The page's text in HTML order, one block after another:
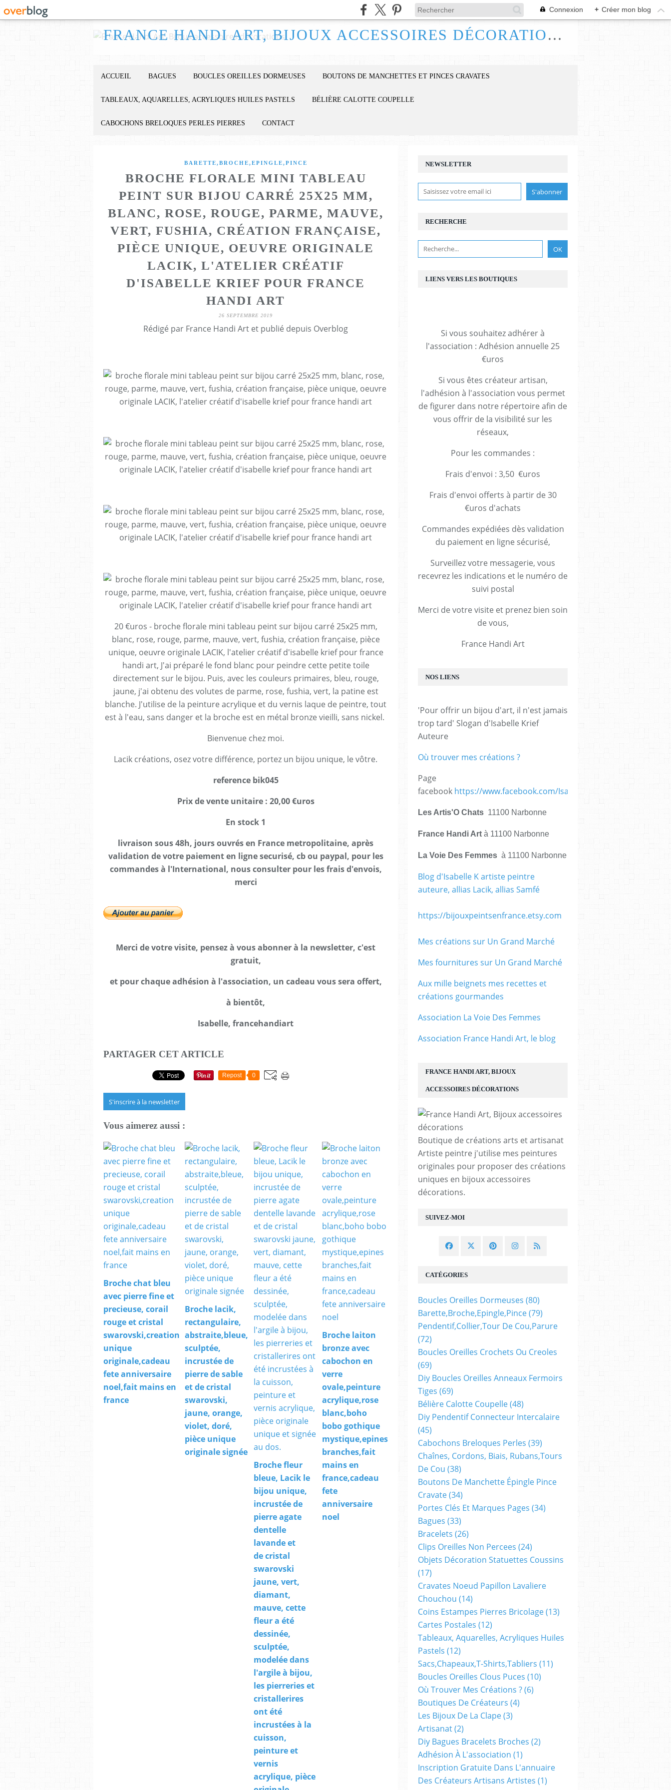
Connexion + Créer mon blog
FRANCE HANDI ART, BIJOUX ACCESSOIRES DÉCORATIONS
ACCUEIL BAGUES BOUCLES OREILLES DORMEUSES BOUTONS DE MANCHETTES ET PINCES CRAVATES
TABLEAUX, AQUARELLES, ACRYLIQUES HUILES PASTELS BÉLIÈRE CALOTTE COUPELLE
CABOCHONS BRELOQUES PERLES PIERRES CONTACT
BARETTE,BROCHE,EPINGLE,PINCE
BROCHE FLORALE MINI TABLEAU
PEINT SUR BIJOU CARRÉ 25X25 MM,
BLANC, ROSE, ROUGE, PARME, MAUVE,
VERT, FUSHIA, CRÉATION FRANÇAISE,
PIÈCE UNIQUE, OEUVRE ORIGINALE
LACIK, L'ATELIER CRÉATIF
D'ISABELLE KRIEF POUR FRANCE
HANDI ART
26 SEPTEMBRE 2019
Rédigé par France Handi Art et publié depuis Overblog
20 €uros - broche florale mini tableau peint sur bijou carré 25x25 mm,
blanc, rose, rouge, parme, mauve, vert, fushia, création française, pièce
unique, oeuvre originale LACIK, l'atelier créatif d'isabelle krief pour france
handi art, J'ai préparé le fond blanc pour peindre cette petite toile
directement sur le bijou. Puis, avec les couleurs primaires, bleu, rouge,
jaune, j'ai obtenu des volutes de parme, rose, fushia, vert, la patine est
blanche. J'utilise de la peinture acrylique et du vernis laque de peintre, tout
est à l'eau, sans danger et la broche est en métal bronze vieilli, sans nickel.
Bienvenue chez moi.
Lacik créations, osez votre différence, portez un bijou unique, le vôtre.
reference bik045
Prix de vente unitaire : 20,00 €uros
En stock 1
livraison sous 48h, jours ouvrés en France metropolitaine, après
validation de votre paiement en ligne securisé, cb ou paypal, pour les
commandes à l'International, nous consulter pour les frais d'envois,
merci
Merci de votre visite, pensez à vous abonner à la newsletter, c'est
gratuit,
et pour chaque adhésion à l'association, un cadeau vous sera offert,
à bientôt,
Isabelle, francehandiart
PARTAGER CET ARTICLE
Repost 0
S'inscrire à la newsletter
Vous aimerez aussi :
Broche chat bleu
avec pierre fine et
precieuse, corail
rouge et cristal
swarovski,creation
unique
originale,cadeau
fete anniversaire
noel,fait mains en
france
Broche lacik,
rectangulaire,
abstraite,bleue,
sculptée,
incrustée de
pierre de sable
et de cristal
swarovski,
jaune, orange,
violet, doré,
pièce unique
originale signée
Broche fleur
bleue, Lacik le
bijou unique,
incrustée de
pierre agate
dentelle
lavande et
de cristal
swarovski
jaune, vert,
diamant,
mauve, cette
fleur a été
dessinée,
sculptée,
modelée dans
l'argile à bijou,
les pierreries et
cristallerires
ont été
incrustées à la
cuisson,
peinture et
vernis
acrylique, pièce
Broche laiton
bronze avec
cabochon en
verre
ovale,peinture
acrylique,rose
blanc,boho
bobo gothique
mystique,epines
branches,fait
mains en
france,cadeau
fete
anniversaire
noel
NEWSLETTER
SUIVEZ-MOI
RECHERCHE
FRANCE HANDI ART, BIJOUX
ACCESSOIRES DÉCORATIONS
Boutique de créations arts et artisanat
Artiste peintre j'utilise mes peintures
originales pour proposer des créations
uniques en bijoux accessoires
décorations.
CATÉGORIES
Boucles Oreilles Dormeuses (80)
Barette,broche,epingle,pince(79)
Pendentif,collier,tour De Cou,parure
(72)
Boucles Oreilles Crochets Ou Creoles
(69)
Diy Boucles Oreilles Anneaux Fermoirs
Tiges (69)
Bélière Calotte Coupelle(48)
Diy Pendentif Connecteur Intercalaire
(45)
Cabochons Breloques Perles (39)
Chaînes, Cordons, Biais, Rubans,tours
De Cou (38)
Boutons De Manchette Épingle Pince
Cravate(34)
Portes Clés Et Marques Pages (34)
Bagues (33)
Bracelets (26)
Clips Oreilles Non Percees (24)
Objets Décoration Statuettes Coussins
(17)
Cravates Noeud Papillon Lavaliere
Chouchou (14)
Coins Estampes Pierres Bricolage(13)
Cartes Postales (12)
Tableaux, Aquarelles, Acryliques Huiles
Pastels (12)
Sacs,chapeaux,t-Shirts,tabliers (11)
Boucles Oreilles Clous Puces (10)
Où Trouver Mes Créations ?(6)
Boutiques De Créateurs (4)
Les Bijoux De La Clape(3)
Artisanat(2)
Diy Bagues Bracelets Broches (2)
Adhésion À L'association (1)
Inscription Gratuite Dans L'annuaire
Des Créateurs Artisans Artistes (1)
LIENS VERS LES BOUTIQUES
Si vous souhaitez adhérer à
l'association : Adhésion annuelle 25
€uros
Si vous êtes créateur artisan,
l'adhésion à l'association vous permet
de figurer dans notre répertoire afin de
vous offrir de la visibilité sur les
réseaux,
Pour les commandes :
Frais d'envoi : 3,50 €uros
Frais d'envoi offerts à partir de 30
€uros d'achats
Commandes expédiées dès validation
du paiement en ligne sécurisé,
Surveillez votre messagerie, vous
recevrez les indications et le numéro de
suivi postal
Merci de votre visite et prenez bien soin
de vous,
France Handi Art
NOS LIENS
'Pour offrir un bijou d'art, il n'est jamais
trop tard' Slogan d'Isabelle Krief
Auteure
Où trouver mes créations ?
Page
facebook https://www.facebook.com/IsabelleKrief.ArtistePeintre/
Les Artis'O Chats 11100 Narbonne
France Handi Art à 11100 Narbonne
La Voie Des Femmes à 11100 Narbonne
Blog d'Isabelle K artiste peintre
auteure, allias Lacik, allias Samfé
https://bijouxpeintsenfrance.etsy.com
Mes créations sur Un Grand Marché
Mes fournitures sur Un Grand Marché
Aux mille beignets mes recettes et
créations gourmandes
Association La Voie Des Femmes
Association France Handi Art, le blog